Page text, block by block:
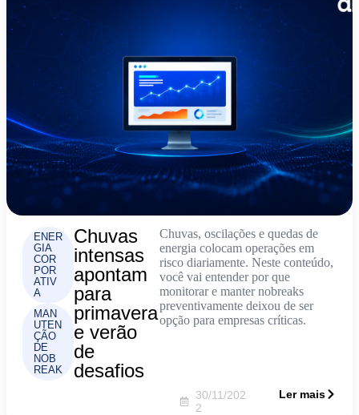
ENER
GIA
COR
POR
ATIV
A
MAN
UTEN
ÇÃO
DE
NOB
REAK
Chuvas
intensas
apontam
para
primavera
e verão
de
desafios
Chuvas, oscilações e quedas de
energia colocam operações em
risco diariamente. Neste conteúdo,
você vai entender por que
monitorar e manter nobreaks
preventivamente deixou de ser
opção para empresas críticas.
30/11/202
2
Ler mais